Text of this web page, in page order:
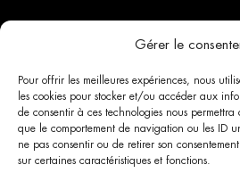
Gérer le
Pour offrir les meilleures expériences, nous
les cookies pour stocker et/ou accéder aux
de consentir à ces technologies nous permettra
que le comportement de navigation ou les ID
ne pas consentir ou de retirer son
sur certaines caractéristiques et fonctions.
Agence immobilière Porticcio Ajaccio,
Ventes À propos